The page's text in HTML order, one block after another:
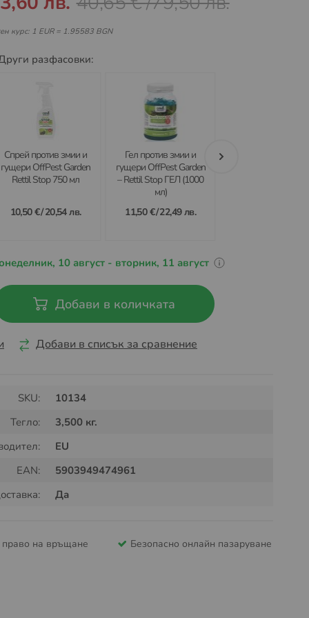
курс: 1 EUR = 1.95583 BGN
разфасовки:
Спрей против змии и
гущери OffPest Garden
Rettil Stop 750 мл
10,50 €/20,54 лв.
Гел против змии и
гущери OffPest Garden
– Rettil Stop ГЕЛ (1000
мл)
11,50 €/22,49 лв.
10 август - вторник, 11 август
Добави в количката
Добави в списък за сравнение
SKU:
10134
Тегло:
3,500 кг.
EU
EAN:
5903949474961
Да
право на връщане Безопасно онлайн пазаруване